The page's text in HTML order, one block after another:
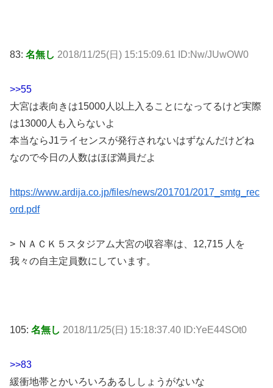
83: 名無し 2018/11/25(日) 15:15:09.61 ID:Nw/JUwOW0
>>55
大宮は表向きは15000人以上入ることになってるけど実際
は13000人も入らないよ
本当ならJ1ライセンスが発行されないはずなんだけどね
なので今日の人数はほぼ満員だよ
https://www.ardija.co.jp/files/news/201701/2017_smtg_rec
ord.pdf
> ＮＡＣＫ５スタジアム大宮の収容率は、12,715 人を
我々の自主定員数にしています。
105: 名無し 2018/11/25(日) 15:18:37.40 ID:YeE44SOt0
>>83
緩衝地帯とかいろいろあるししょうがないな